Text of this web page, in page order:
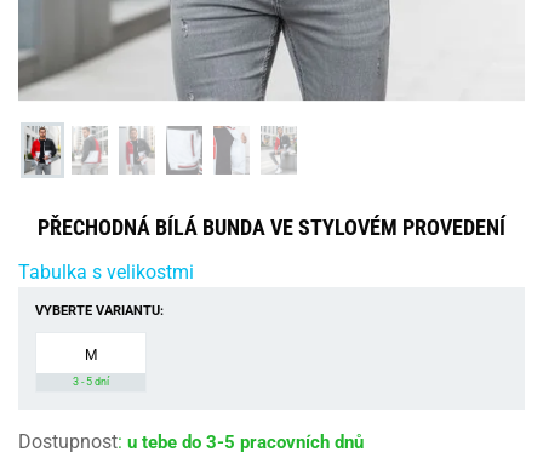
PŘECHODNÁ BÍLÁ BUNDA VE STYLOVÉM PROVEDENÍ
Tabulka s velikostmi
VYBERTE VARIANTU:
M
3 - 5 dní
Dostupnost: u tebe do 3-5 pracovních dnů